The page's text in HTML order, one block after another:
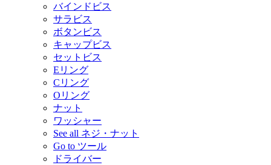
バインドビス
サラビス
ボタンビス
キャップビス
セットビス
Eリング
Cリング
Oリング
ナット
ワッシャー
See all ネジ・ナット
Go to ツール
ドライバー